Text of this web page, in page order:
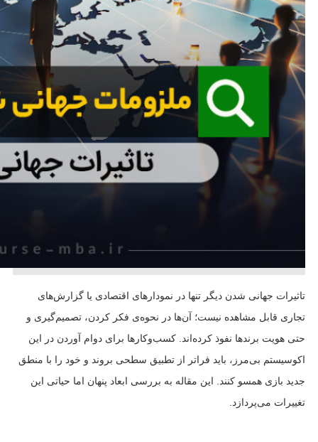
تاثیرات جهانی شدن دیگر تنها در نمودارهای اقتصادی یا گزارش‌های
تجاری قابل مشاهده نیست؛ آن‌ها در نحوه‌ی فکر کردن، تصمیم‌گیری و
حتی هویت برندها نفوذ کرده‌اند. کسب‌وکارها برای دوام آوردن در این
اکوسیستم بی‌مرز، باید فراتر از تطبیق سطحی بروند و خود را با منطق
جدید بازی همسو کنند. این مقاله به بررسی ابعاد پنهان اما حیاتی این
تغییرات می‌پردازد.